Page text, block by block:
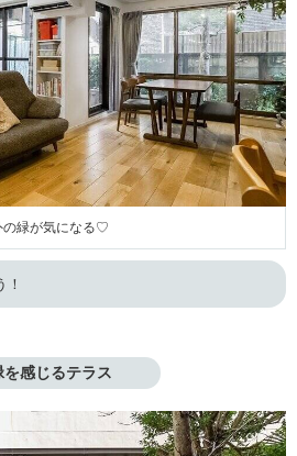
の緑が気になる♡
！
を感じるテラス